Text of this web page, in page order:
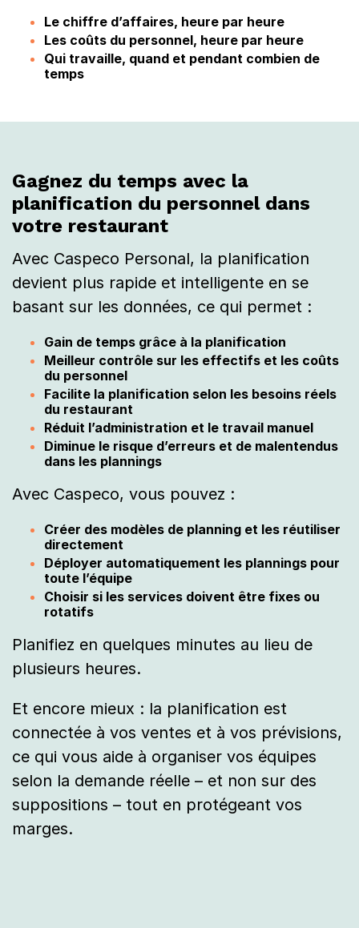
t
Le chiffre d’affaires, heure par heure
Les coûts du personnel, heure par heure
Qui travaille, quand et pendant combien de
temps
Gagnez du temps avec la
planification du personnel dans
votre restaurant
Avec Caspeco Personal, la planification
devient plus rapide et intelligente en se
basant sur les données, ce qui permet :
Gain de temps grâce à la planification
Meilleur contrôle sur les effectifs et les coûts
du personnel
Facilite la planification selon les besoins réels
du restaurant
Réduit l’administration et le travail manuel
Diminue le risque d’erreurs et de malentendus
dans les plannings
Avec Caspeco, vous pouvez :
Créer des modèles de planning et les réutiliser
directement
Déployer automatiquement les plannings pour
toute l’équipe
Choisir si les services doivent être fixes ou
rotatifs
Planifiez en quelques minutes au lieu de
plusieurs heures.
Et encore mieux : la planification est
connectée à vos ventes et à vos prévisions,
ce qui vous aide à organiser vos équipes
selon la demande réelle – et non sur des
suppositions – tout en protégeant vos
marges.